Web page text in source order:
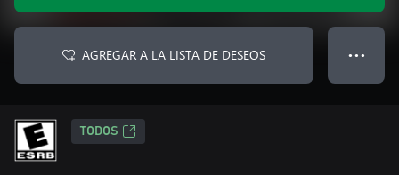
AGREGAR A LA LISTA DE DESEOS ● ● ●
TODOS